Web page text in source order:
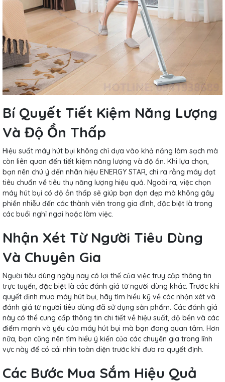
Bí Quyết Tiết Kiệm Năng Lượng
Và Độ Ồn Thấp
Hiệu suất máy hút bụi không chỉ dựa vào khả năng làm sạch mà
còn liên quan đến tiết kiệm năng lượng và độ ồn. Khi lựa chọn,
bạn nên chú ý đến nhãn hiệu ENERGY STAR, chỉ ra rằng máy đạt
tiêu chuẩn về tiêu thụ năng lượng hiệu quả. Ngoài ra, việc chọn
máy hút bụi có độ ồn thấp sẽ giúp bạn dọn dẹp mà không gây
phiền nhiễu đến các thành viên trong gia đình, đặc biệt là trong
các buổi nghỉ ngơi hoặc làm việc.
Nhận Xét Từ Người Tiêu Dùng
Và Chuyên Gia
Người tiêu dùng ngày nay có lợi thế của việc truy cập thông tin
trực tuyến, đặc biệt là các đánh giá từ người dùng khác. Trước khi
quyết định mua máy hút bụi, hãy tìm hiểu kỹ về các nhận xét và
đánh giá từ người tiêu dùng đã sử dụng sản phẩm. Các đánh giá
này có thể cung cấp thông tin chi tiết về hiệu suất, độ bền và các
điểm mạnh và yếu của máy hút bụi mà bạn đang quan tâm. Hơn
nữa, bạn cũng nên tìm hiểu ý kiến của các chuyên gia trong lĩnh
vực này để có cái nhìn toàn diện trước khi đưa ra quyết định.
Các Bước Mua Sắm Hiệu Quả